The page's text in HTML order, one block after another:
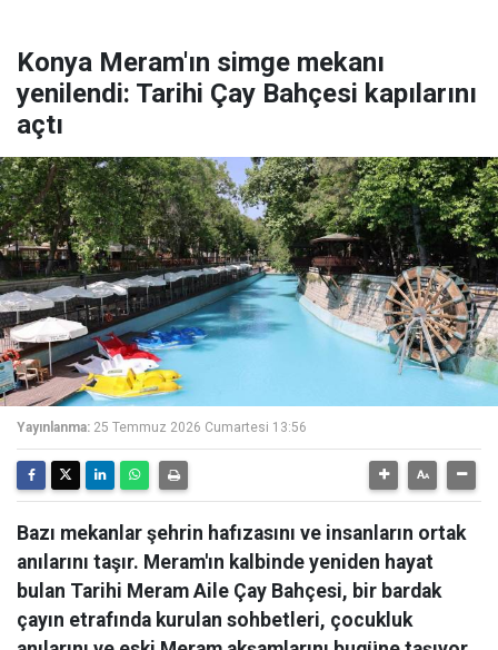
Konya Meram'ın simge mekanı
yenilendi: Tarihi Çay Bahçesi kapılarını
açtı
Yayınlanma: 25 Temmuz 2026 Cumartesi 13:56
Bazı mekanlar şehrin hafızasını ve insanların ortak
anılarını taşır. Meram'ın kalbinde yeniden hayat
bulan Tarihi Meram Aile Çay Bahçesi, bir bardak
çayın etrafında kurulan sohbetleri, çocukluk